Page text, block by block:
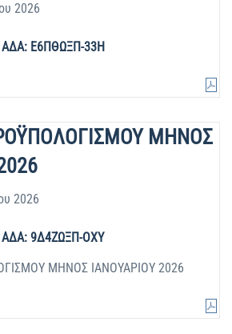
2026
ΑΔΑ: Ε6ΠΘΩΞΠ-33Η
ΜΗΝΟΣ
2026
ΑΔΑ: 9Δ4ΖΩΞΠ-ΟΧΥ
ΜΗΝΟΣ ΙΑΝΟΥΑΡΙΟΥ 2026